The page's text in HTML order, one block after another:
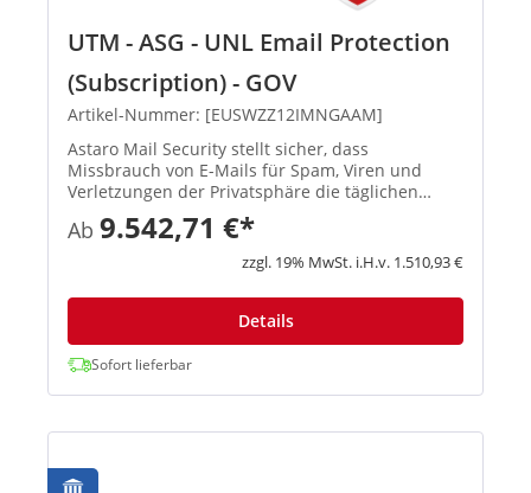
UTM - ASG - UNL Email Protection
(Subscription) - GOV
Artikel-Nummer: [EUSWZZ12IMNGAAM]
Astaro Mail Security stellt sicher, dass
Missbrauch von E-Mails für Spam, Viren und
Verletzungen der Privatsphäre die täglichen
Geschäftsabläufe nicht beeinträchtigt. Mithilfe
dieser Anwendung werden erwünschte
Nachrichten ordnungsgemäß zugestellt un...
Ab 9.542,71 €*
zzgl. 19% MwSt. i.H.v. 1.510,93 €
Details
Sofort lieferbar